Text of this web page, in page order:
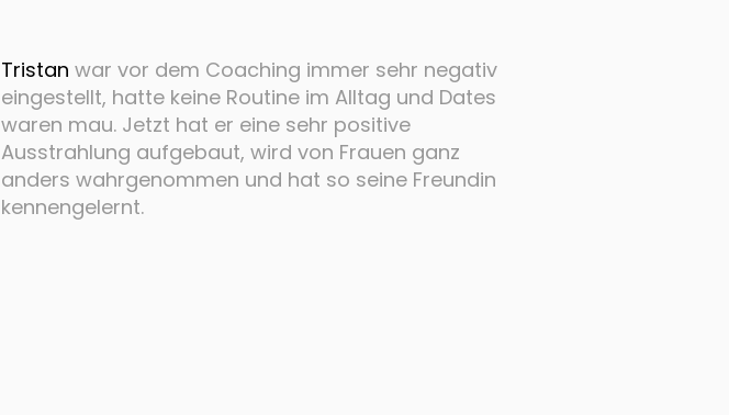
Tristan war vor dem Coaching immer sehr negativ
eingestellt, hatte keine Routine im Alltag und Dates
waren mau. Jetzt hat er eine sehr positive
Ausstrahlung aufgebaut, wird von Frauen ganz
anders wahrgenommen und hat so seine Freundin
kennengelernt.